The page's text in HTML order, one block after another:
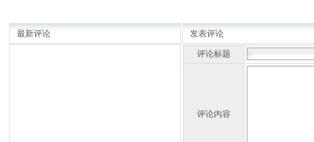
最新评论 发表评论
评论标题
评论内容